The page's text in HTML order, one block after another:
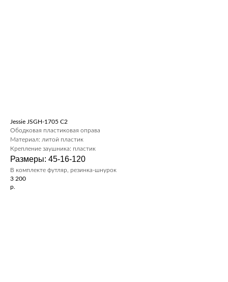
Jessie JSGH-1705 C2
Ободковая пластиковая оправа
Материал: литой пластик
Крепление заушника: пластик
Размеры: 45-16-120
В комплекте футляр, резинка-шнурок
3 200
р.